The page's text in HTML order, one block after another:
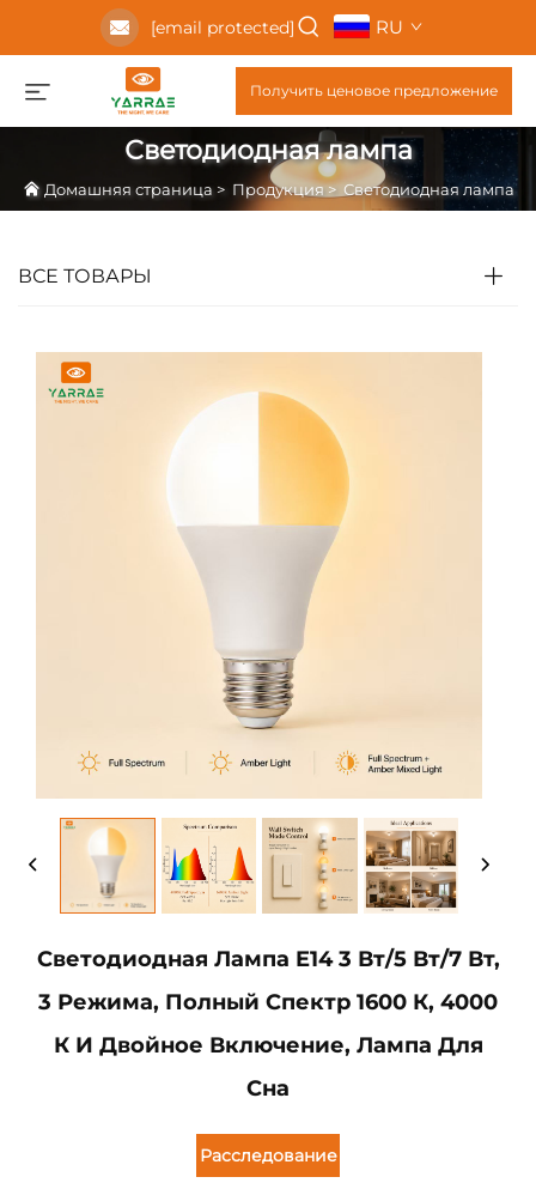
[email protected] RU
Получить ценовое предложение
Светодиодная лампа
Домашняя страница> Продукция>Светодиодная лампа
ВСЕ ТОВАРЫ
Светодиодная Лампа E14 3 Вт/5 Вт/7 Вт,
3 Режима, Полный Спектр 1600 К, 4000
К И Двойное Включение, Лампа Для
Сна
Расследование